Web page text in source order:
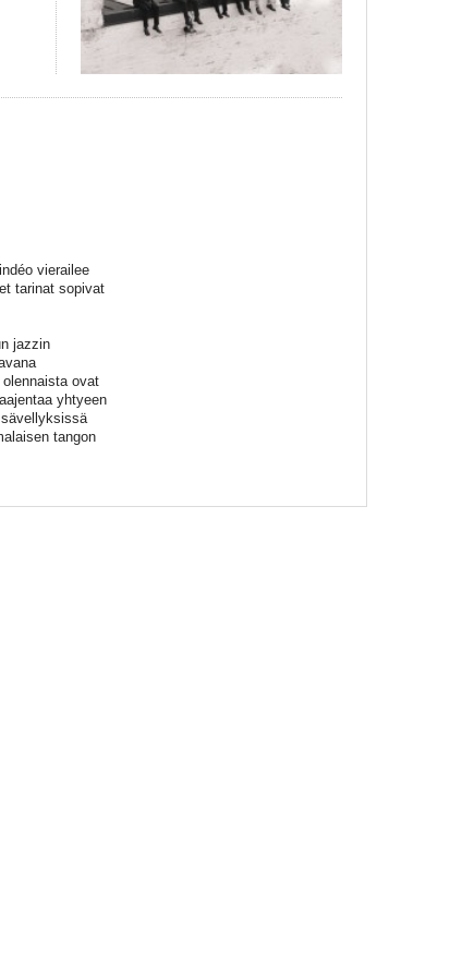
vierailee
tarinat sopivat
jazzin
ovat
yhtyeen
tangon